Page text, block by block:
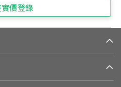
價登錄